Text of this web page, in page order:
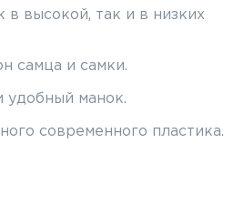
в высокой, так и в низких
самца и самки.
удобный манок.
современного пластика.